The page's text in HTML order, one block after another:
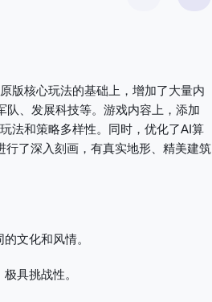
版核心玩法的基础上，增加了大量内
、发展科技等。游戏内容上，添加
法和策略多样性。同时，优化了AI算
了深入刻画，有真实地形、精美建筑
文化和风情。
具挑战性。